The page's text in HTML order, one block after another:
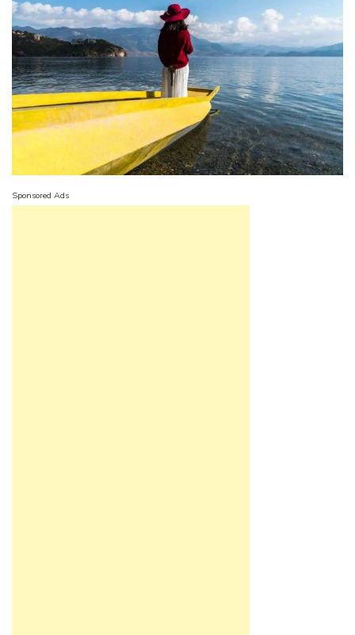
Sponsored Ads